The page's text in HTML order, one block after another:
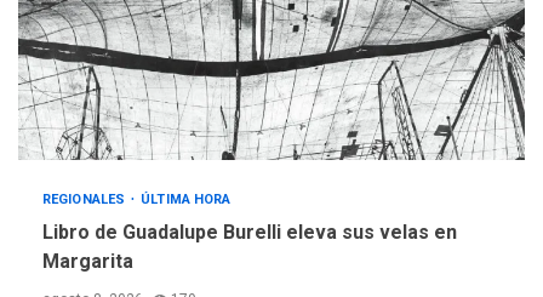
5
Fedecámaras NE y Unimar
trabajan en diplomado para
creación y manejo de
estadísticas de turismo
REGIONALES ÚLTIMA HORA
Libro de Guadalupe Burelli eleva sus velas en
Margarita